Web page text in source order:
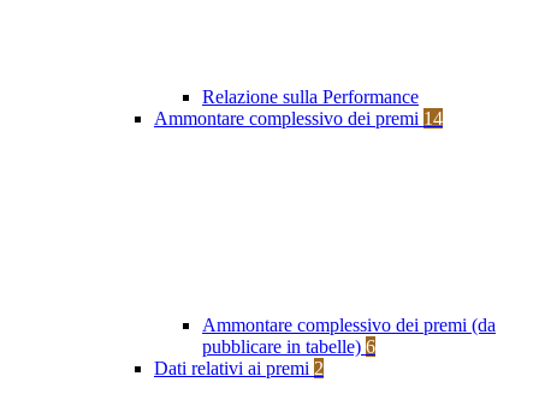
Relazione sulla Performance
Ammontare complessivo dei premi 14
Ammontare complessivo dei premi (da
pubblicare in tabelle) 6
Dati relativi ai premi 2